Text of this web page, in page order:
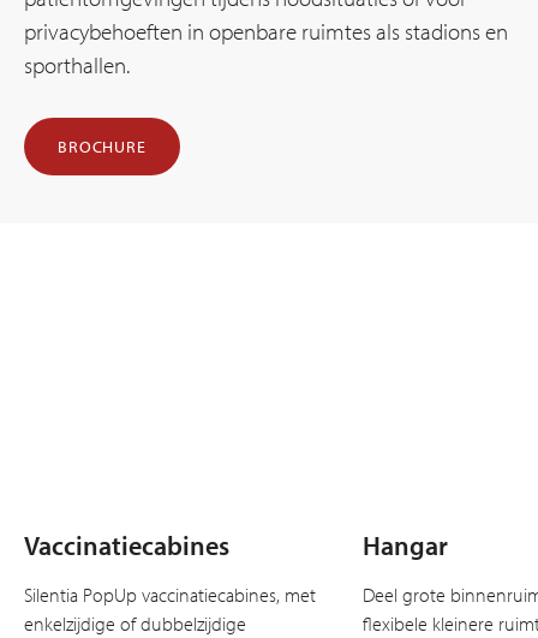
privacybehoeften in openbare ruimtes als stadions en
sporthallen.
BROCHURE
Vaccinatiecabines
Silentia PopUp vaccinatiecabines, met
enkelzijdige of dubbelzijdige
Hangar
Deel grote
flexibele kleinere